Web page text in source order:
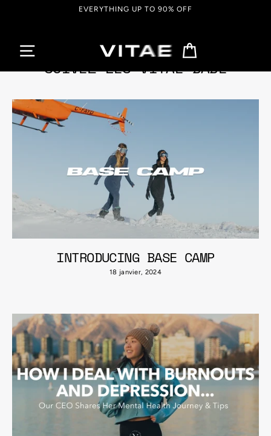
FREE SHIPPING ON ORDERS OVER $150 CAD
SUIVEZ LES VITAE BABE
INTRODUCING BASE CAMP
18 janvier, 2024